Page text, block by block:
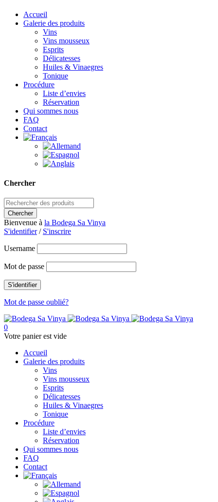
Accueil
Galerie des produits
Vins
Vins mousseux
Esprits
Délicatesses
Huiles & Vinaegres
Tonique
Procédure
Liste d’envies
Réservation
Qui sommes nous
FAQ
Contact
Chercher
Bienvenue à la Bodega Sa Vinya
S'identifier/ S'inscrire
Username
Mot de passe
Mot de passe oublié?
0
Votre panier est vide
Accueil
Galerie des produits
Vins
Vins mousseux
Esprits
Délicatesses
Huiles & Vinaegres
Tonique
Procédure
Liste d’envies
Réservation
Qui sommes nous
FAQ
Contact